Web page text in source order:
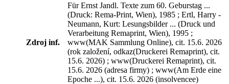
Zdroj inf.
Für Ernst Jandl. Texte zum 60. Geburstag ...
(Druck: Rema-Print, Wien), 1985 ; Ertl, Harry -
Neumann, Kurt: Lesungsbilder ... (Druck und
Verarbeitung Remaprint, Wien), 1995 ;
www(MAK Sammlung Online), cit. 15.6. 2026
(rok založení, odkaz(Druckerei Remaprint), cit.
15.6. 2026) ; www(Druckerei Remaprint), cit.
15.6. 2026 (adresa firmy) ; www(Am Erde eine
Epoche ...), cit. 15.6. 2026 (insolvencee)